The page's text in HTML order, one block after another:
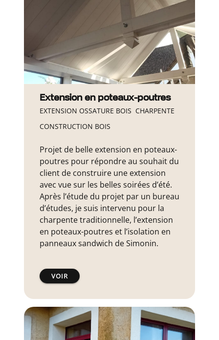
Extension en poteaux-poutres
EXTENSION OSSATURE BOIS CHARPENTE
CONSTRUCTION BOIS
Projet de belle extension en poteaux-
poutres pour répondre au souhait du
client de construire une extension
avec vue sur les belles soirées d’été.
Après l’étude du projet par un bureau
d’études, je suis intervenu pour la
charpente traditionnelle, l’extension
en poteaux-poutres et l’isolation en
panneaux sandwich de Simonin.
VOIR